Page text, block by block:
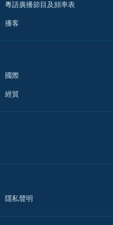
粵語廣播節目及頻率表
播客
國際
經貿
隱私聲明